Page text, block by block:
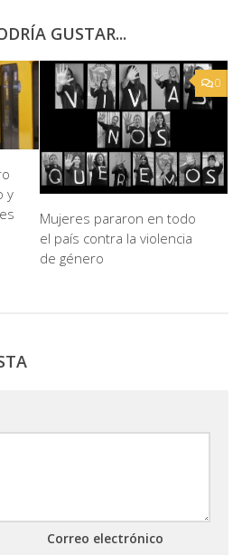
GUSTAR...
y
0
Mujeres pararon en todo
el país contra la violencia
de género
Correo electrónico